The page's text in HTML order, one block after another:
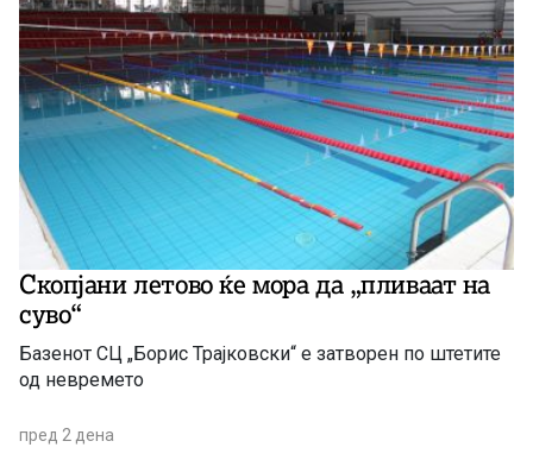
Скопјани летово ќе мора да „пливаат на
суво“
Базенот СЦ „Борис Трајковски“ е затворен по штетите
од невремето
пред 2 дена